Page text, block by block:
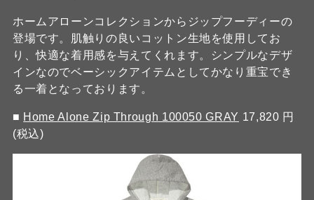
ホームアローンコレクションからジップフーディーの
登場です。肌触りの良いコットン生地を使用してお
り、快適な着用感を与えてくれます。シンプルなデザ
インなのでベーシックアイテムとしてかなり重宝でき
る一着となっております。
■ Home Alone Zip Through 100050 GRAY 17,820 円
(税込)